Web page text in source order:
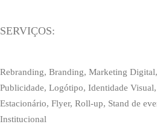
SERVIÇOS:
Rebranding, Branding, Marketing
Publicidade, Logótipo, Identidade
Estacionário, Flyer, Roll-up, Stand de
Institucional